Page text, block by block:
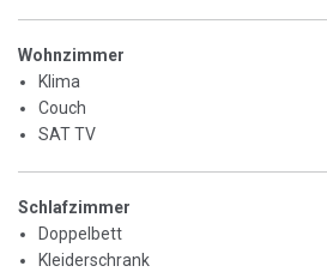
Wohnzimmer
Klima
Couch
SAT TV
Schlafzimmer
Doppelbett
Kleiderschrank